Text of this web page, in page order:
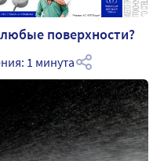
поверхности?
1 минута